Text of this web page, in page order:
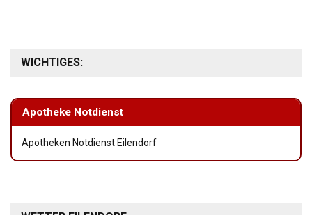
WICHTIGES:
Apotheke Notdienst
Apotheken Notdienst Eilendorf